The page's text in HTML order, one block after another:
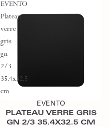
EVENTO
Plateau
verre
gris
gn
2/3
35.4x32.5
cm
Ajouter au devis
EVENTO
PLATEAU VERRE GRIS
GN 2/3 35.4X32.5 CM